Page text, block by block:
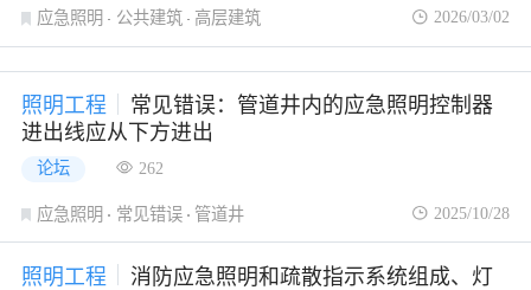
应急照明 公共建筑 高层建筑 2026/03/02
照明工程
常见错误：管道井内的应急照明控制器
进出线应从下方进出
论坛 262
应急照明 常见错误 管道井 2025/10/28
照明工程
消防应急照明和疏散指示系统组成、灯